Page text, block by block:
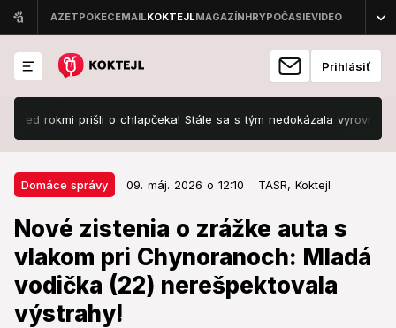
Prihlásiť
prišli o chlapčeka! Stále sa s tým nedokázala vyrovnať
Domáce správy 09. máj. 2026 o 12:10 TASR, Koktejl
Nové zistenia o zrážke auta s
vlakom pri Chynoranoch: Mladá
vodička (22) nerešpektovala
výstrahy!
Domáce správy 09. máj. 2026 o 12:10
Nové zistenia o zrážke auta s
vlakom pri Chynoranoch: Mladá
vodička (22) nerešpektovala
výstrahy!